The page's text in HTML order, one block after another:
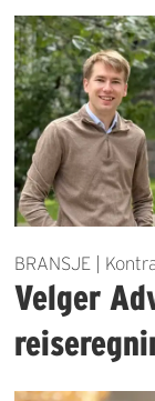
BRANSJE |
Velger